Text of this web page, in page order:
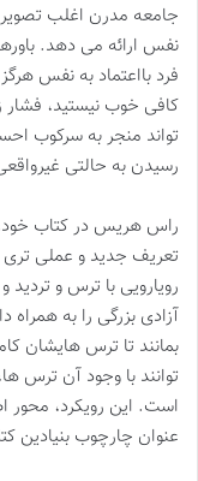
جامعه مدرن اغلب
نفس ارائه می دهد.
فرد بااعتماد به نفس
کافی خوب نیستید، فشار
تواند منجر به سرکوب
رسیدن به حالتی
راس هریس در کتاب
تعریف جدید و عملی تری
رویارویی با ترس و
آزادی بزرگی را به همراه
بمانند تا ترس هایشان
توانند با وجود آن ترس
عنوان چارچوب بنیادین